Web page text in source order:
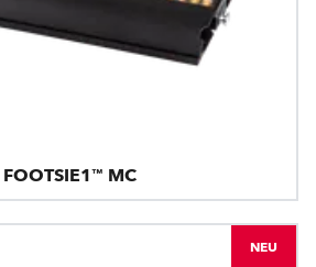
FOOTSIE1™ MC
NEU